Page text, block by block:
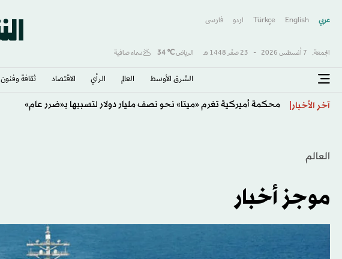
عربي English
Türkçe اردو فارسى
الجمعة, 7 أغسطس 2026 - 23 صفَر 1448 هـ الرياض℃
34 سماء صافية
الشرق الأوسط​ العالم الرأي الاقتصاد ثقافة وفنون
آخر الأخبار محكمة أميركية تغرم «ميتا» نحو نصف مليار دولار لتسببها بـ«ضرر عام»
العالم
موجز أخبار